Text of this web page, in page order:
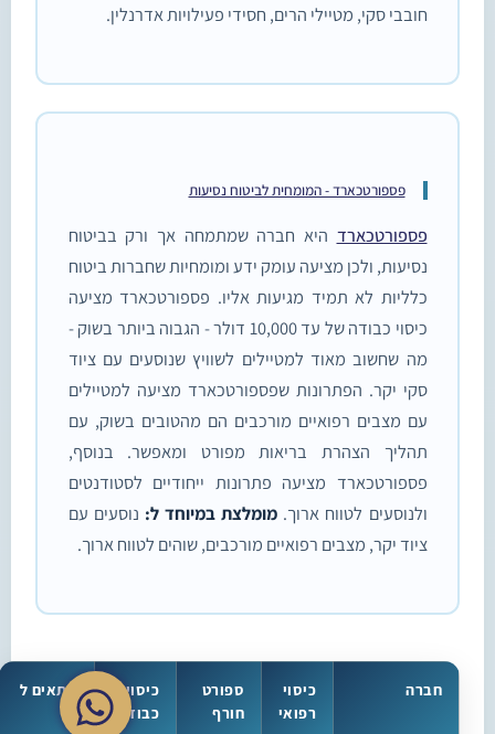
חובבי סקי, מטיילי הרים, חסידי פעילויות אדרנלין.
פספורטכארד - המומחית לביטוח נסיעות
פספורטכארדהיא חברה שמתמחה אך ורק בביטוח
נסיעות, ולכן מציעה עומק ידע ומומחיות שחברות ביטוח
כלליות לא תמיד מגיעות אליו. פספורטכארד מציעה
כיסוי כבודה של עד 10,000 דולר - הגבוה ביותר בשוק -
מה שחשוב מאוד למטיילים לשוויץ שנוסעים עם ציוד
סקי יקר. הפתרונות שפספורטכארד מציעה למטיילים
עם מצבים רפואיים מורכבים הם מהטובים בשוק, עם
תהליך הצהרת בריאות מפורט ומאפשר. בנוסף,
פספורטכארד מציעה פתרונות ייחודיים לסטודנטים
ולנוסעים לטווח ארוך. מומלצת במיוחד ל: נוסעים עם
ציוד יקר, מצבים רפואיים מורכבים, שוהים לטווח ארוך.
חברה
כיסוי
רפואי
ספורט
חורף
כיסוי
כבודה
מתאים ל